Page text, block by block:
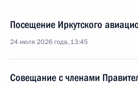
Посещение Иркутского
24 июля 2026 года, 13:45
Совещание с членами